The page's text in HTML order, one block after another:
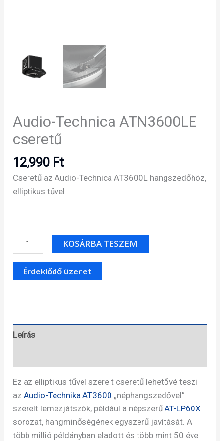
Audio-Technica ATN3600LE
cseretű
12,990 Ft
Cseretű az Audio-Technica AT3600L hangszedőhöz,
elliptikus tűvel
Audio-
Technica
ATN3600LE
cseretű
KOSÁRBA TESZEM
Leírás
Ez az elliptikus tűvel szerelt cseretű lehetővé teszi
azAudio-Technika AT3600 „néphangszedővel”
szerelt lemezjátszók, például a népszerűAT-LP60X
sorozat, hangminőségének egyszerű javítását. A
több millió példányban eladott és több mint 50 éve